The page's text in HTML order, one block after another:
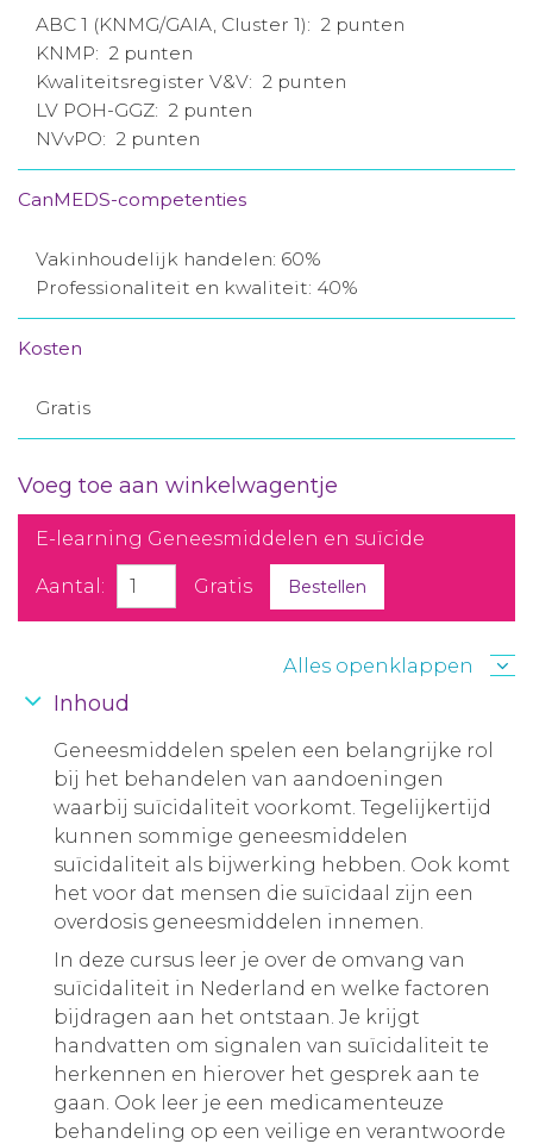
ABC 1 (KNMG/GAIA, Cluster 1): 2 punten
KNMP: 2 punten
Kwaliteitsregister V&V: 2 punten
LV POH-GGZ: 2 punten
NVvPO: 2 punten
CanMEDS-competenties
Vakinhoudelijk handelen: 60%
Professionaliteit en kwaliteit: 40%
Kosten
Gratis
Voeg toe aan winkelwagentje
E-learning Geneesmiddelen en suïcide
Aantal: Gratis Bestellen
Alles openklappen
Inhoud
Geneesmiddelen spelen een belangrijke rol
bij het behandelen van aandoeningen
waarbij suïcidaliteit voorkomt. Tegelijkertijd
kunnen sommige geneesmiddelen
suïcidaliteit als bijwerking hebben. Ook komt
het voor dat mensen die suïcidaal zijn een
overdosis geneesmiddelen innemen.
In deze cursus leer je over de omvang van
suïcidaliteit in Nederland en welke factoren
bijdragen aan het ontstaan. Je krijgt
handvatten om signalen van suïcidaliteit te
herkennen en hierover het gesprek aan te
gaan. Ook leer je een medicamenteuze
behandeling op een veilige en verantwoorde